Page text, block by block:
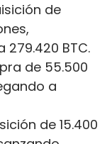
de
BTC.
de 55.500
a
de 15.400